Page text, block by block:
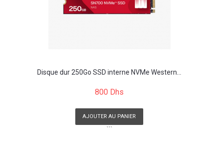
Disque dur 250Go SSD interne NVMe Western...
800 Dhs
AJOUTER AU PANIER
```